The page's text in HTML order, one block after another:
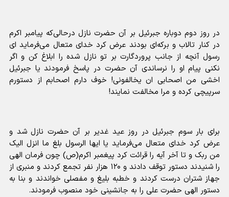
در روز دوم دوباره جبرئیل بر آن حضرت نازل درحالی‌که پیامبر اکرم
در کنار تالاب و برکه‌ای بودند عرض کرد خدای متعال می‌فرماید ای
رسول آنچه از جانب پروردگارت بر تو نازل شده را ابلاغ کن و اگر
نکنی پیام او را نرساندی آن حضرت در پاسخ فرمودند یا جبرئیل
اخشی من اصحابی ان یخالفونی! خوف دارم اصحابم از دستورم
سرپیچی کرده و مرا مخالفت نمایند!
برای بار سوم جبرئیل در روز عید غدیر بر آن حضرت نازل شد و
عرض کرد خدای متعال می‌فرماید یا ایها الرسول بلغ ما انزل الیک
من ربک و تا آخر آیه را قرائت کرد پیغمبر اکرم(ص) چون فرمان الهی
را شنیدند دستور توقف دادند و ۱۲۰ هزار نفر تجمع کردند و منبری از
جهاز شتران درست کردند و خطبه بلیغ و مفصلی خواندند و بنا به
دستور الهی حضرت علی را به جانشینی خود منصوب فرمودند.